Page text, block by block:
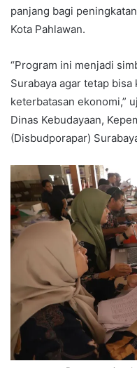
panjang bagi
Kota Pahlawan.
“Program ini menjadi
Surabaya agar tetap
keterbatasan ekonomi,”
Dinas Kebudayaan,
(Disbudporapar)